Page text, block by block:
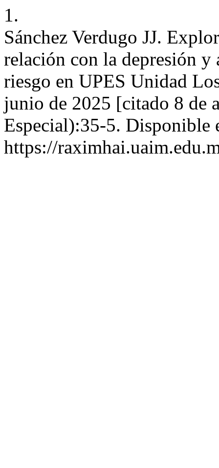
1.
Sánchez Verdugo JJ.
relación con la depresión y
riesgo en UPES Unidad
junio de 2025 [citado 8 de
Especial):35-5. Disponible
https://